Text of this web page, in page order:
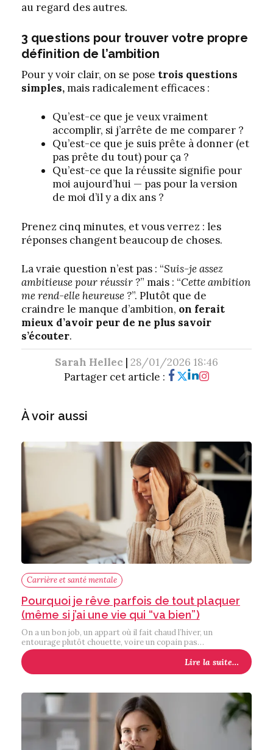
au regard des autres.
3 questions pour trouver votre propre
définition de l’ambition
Pour y voir clair, on se pose trois questions
simples,mais radicalement efficaces :
Qu’est-ce que je veux vraiment
accomplir, si j’arrête de me comparer ?
Qu’est-ce que je suis prête à donner (et
pas prête du tout) pour ça ?
Qu’est-ce que la réussite signifie pour
moi aujourd’hui — pas pour la version
de moi d’il y a dix ans ?
Prenez cinq minutes, et vous verrez : les
réponses changent beaucoup de choses.
La vraie question n’est pas : “Suis-je assez
ambitieuse pour réussir ?” mais : “Cette ambition
me rend-elle heureuse ?”. Plutôt que de
craindre le manque d’ambition, on ferait
mieux d’avoir peur de ne plus savoir
s’écouter.
Sarah Hellec | 28/01/2026 18:46
Partager cet article :
À voir aussi
Carrière et santé mentale
Pourquoi je rêve parfois de tout plaquer
(même si j’ai une vie qui “va bien”)
On a un bon job, un appart où il fait chaud l’hiver, un
entourage plutôt chouette, voire un copain pas…
Lire la suite…